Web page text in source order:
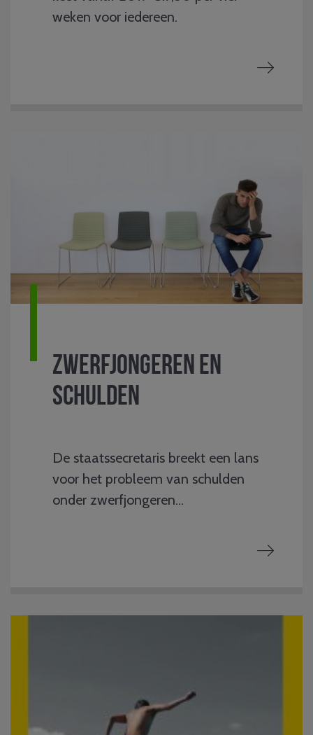
weken voor iedereen.
Zwerfjongeren en
schulden
De staatssecretaris breekt een lans
voor het probleem van schulden
onder zwerfjongeren...